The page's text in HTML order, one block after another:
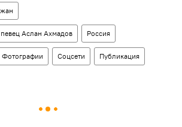
Аслан Ахмадов Россия
Фотографии Соцсети Публикация